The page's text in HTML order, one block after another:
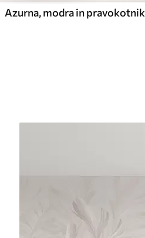
Azurna, modra in pravokotnik